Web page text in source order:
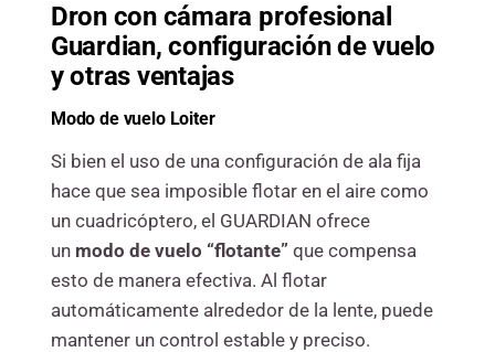
Dron con cámara profesional
Guardian, configuración de vuelo
y otras ventajas
Modo de vuelo Loiter
Si bien el uso de una configuración de ala fija
hace que sea imposible flotar en el aire como
un cuadricóptero, el GUARDIAN ofrece
un modo de vuelo “flotante” que compensa
esto de manera efectiva. Al flotar
automáticamente alrededor de la lente, puede
mantener un control estable y preciso.